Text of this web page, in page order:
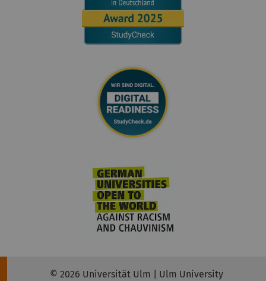
© 2026 Universität Ulm | Ulm University